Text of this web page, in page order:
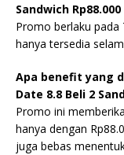
Sandwich
Promo berlaku pada
hanya tersedia
Apa benefit yang
Date 8.8 Beli 2
Promo ini
hanya dengan
juga bebas